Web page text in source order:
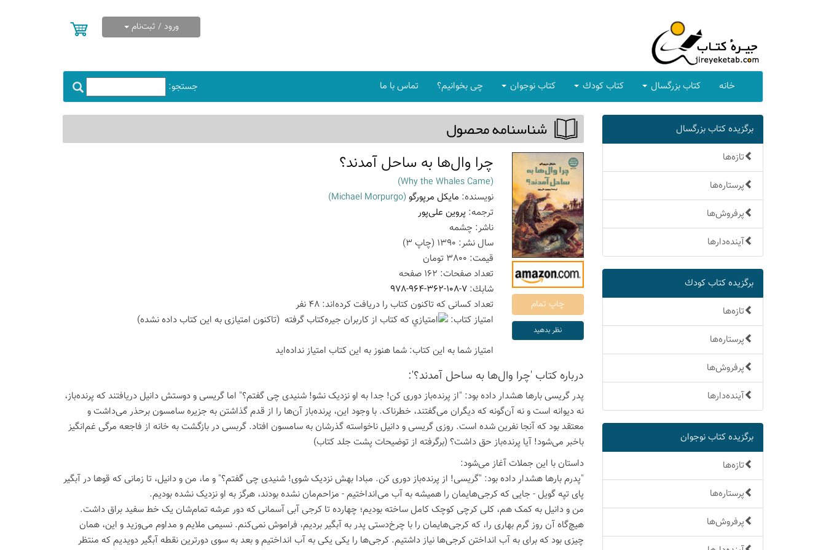
ورود / ثبت‌نام
جستجو: خانه كتاب بزرگسال كتاب كودك كتاب نوجوان چی بخوانیم؟ تماس با ما
برگزیده كتاب بزرگسال
تازه‌ها
پرستاره‌ها
پرفروش‌ها
آینده‌دارها
برگزیده كتاب كودك
تازه‌ها
پرستاره‌ها
پرفروش‌ها
آینده‌دارها
برگزیده كتاب نوجوان
تازه‌ها
پرستاره‌ها
پرفروش‌ها
شناسنامه محصول
چرا وال‌ها به ساحل آمدند؟
(Why the Whales Came)
نویسنده: مایکل مرپورگو (Michael Morpurgo)
ترجمه: پروین علی‌پور
ناشر: چشمه
سال نشر: 1390 (چاپ 3
)
قیمت: 3800 تومان
تعداد صفحات: 162 صفحه
شابك: 978-964-362-108-7
تعداد كسانی كه تاكنون كتاب را دریافت كرده‌اند: 48 نفر
امتیاز كتاب:
(تاكنون امتیازی به این كتاب داده نشده)
امتیاز شما به این كتاب: شما هنوز به این كتاب امتیاز نداده‌اید
درباره كتاب 'چرا وال‌ها به ساحل آمدند؟':
پدر گریسی بارها هشدار داده بود: "از پرنده‌باز دوری کن! جدا به او نزدیک نشو! شنیدی چی گفتم؟" اما گریسی و دوستش دانیل دریافتند که پرنده‌باز،
نه دیوانه است و نه آن‌گونه که دیگران می‌گفتند، خطرناک. با وجود این، پرنده‌باز آن‌ها را از قدم گذاشتن به جزیره سامسون برحذر می‌داشت و
معتقد بود که آنجا نفرین شده است. روزی گریسی و دانیل ناخواسته گذرشان به سامسون افتاد. گربسی در بازگشت به خانه از فاجعه مرگی غم‌انگیز
باخبر می‌شود! آیا پرنده‌باز حق داشت؟ (برگرفته از توضیحات پشت جلد کتاب)
داستان با این جملات آغاز می‌شود:
"پدرم بارها هشدار داده بود: "گریسی! از پرنده‌باز دوری کن. مبادا بهش نزدیک شوی! شنیدی چی گفتم؟" و ما، من و دانیل، تا زمانی که قوها در آبگیر
پای تپه گویل - جایی که کرجی‌هایمان را همیشه به آب می‌انداختیم - مزاحم‌مان نشده بودند، هرگز به او نزدیک نشده بودیم.
من و دانیل به کمک هم، کلی کرچی کوچک کامل ساخته بودیم؛ چهارده تا کرجی آبی آسمانی که دور عرشه تمام‌شان یک خط سفید براق داشت.
هیچ‌گاه آن روز گرم بهاری را، که کرجی‌هایمان را با چرخ‌دستی پدر به آبگیر بردیم، فراموش نمی‌کنم. نسیمی ملایم و مداوم می‌وزید و این، همان
چیزی بود که برای به آب انداختن کرجی‌ها نیاز داشتیم. کرجی‌ها را یکی یکی به آب انداختیم و بعد به سوی دورترین نقطه آبگیر دویدیم که منتظر